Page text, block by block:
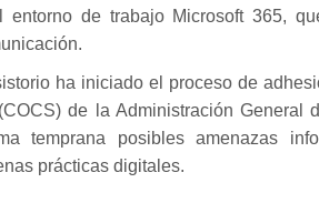
entorno de trabajo Microsoft 365,
ha iniciado el proceso de
de la Administración General
temprana posibles amenazas
prácticas digitales.